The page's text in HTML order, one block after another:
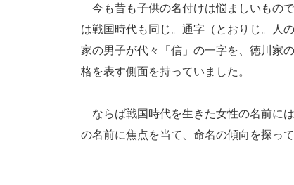
今も昔も子供の名付けは悩ましいもの
は戦国時代も同じ。通字（とおりじ。人
家の男子が代々「信」の一字を、徳川家
格を表す側面を持っていました。
ならば戦国時代を生きた女性の名前に
の名前に焦点を当て、命名の傾向を探っ